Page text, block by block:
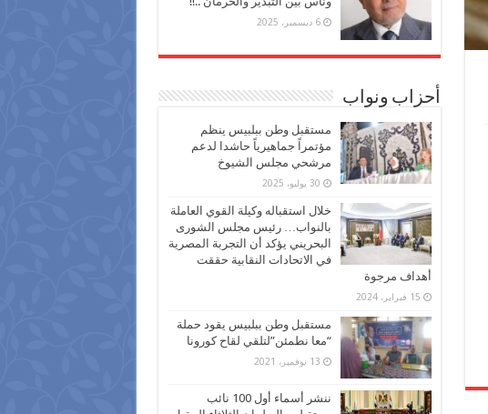
6 ديسمبر، 2025
أحزاب ونواب
مستقبل وطن ببلبيس ينظم
مؤتمراً جماهيرياً حاشدا لدعم
مرشحي مجلس الشيوخ
30 يوليو، 2025
خلال استقباله وكيلة القوي العاملة
بالنواب… رئيس مجلس الشورى
البحريني يؤكد أن التجربة المصرية
في الاتحادات النقابية حققت
أهداف مرجوة
15 فبراير، 2024
مستقبل وطن ببلبيس يقود حملة
“معا نطمئن”لتلقي لقاح كورونا
13 نوفمبر، 2021
ننشر أسماء أول 100 نائب